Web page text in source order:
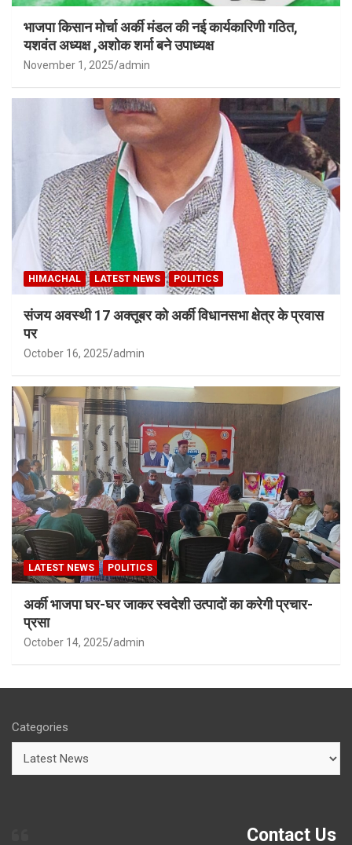
भाजपा किसान मोर्चा अर्की मंडल की नई कार्यकारिणी गठित,
यशवंत अध्यक्ष ,अशोक शर्मा बने उपाध्यक्ष
November 1, 2025 admin
HIMACHAL LATEST NEWS POLITICS
संजय अवस्थी 17 अक्तूबर को अर्की विधानसभा क्षेत्र के प्रवास
पर
October 16, 2025 admin
LATEST NEWS POLITICS
अर्की भाजपा घर-घर जाकर स्वदेशी उत्पादों का करेगी प्रचार-
प्रसा
October 14, 2025 admin
Categories
Contact Us